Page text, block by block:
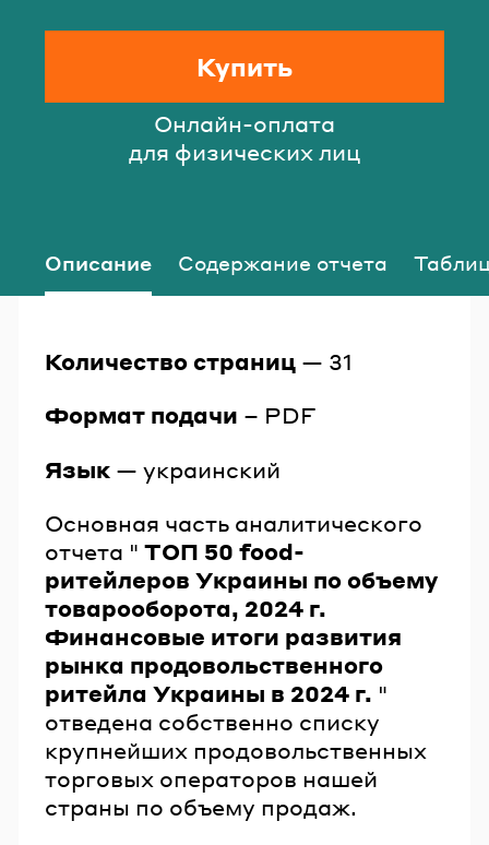
Купить
Онлайн-оплата
для физических лиц
Описание Содержание отчета
Количествостраниц — 31
Формат подачи – PDF
Язык — украинский
Основная часть аналитического
отчета " ТОП 50 food-
ритейлеров Украины по объему
товарооборота, 2024 г.
Финансовые итоги развития
рынка продовольственного
ритейла Украины в 2024 г. "
отведена собственно списку
крупнейших продовольственных
торговых операторов нашей
страны по объему продаж.